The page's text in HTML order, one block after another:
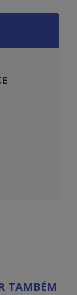
TAMBÉM